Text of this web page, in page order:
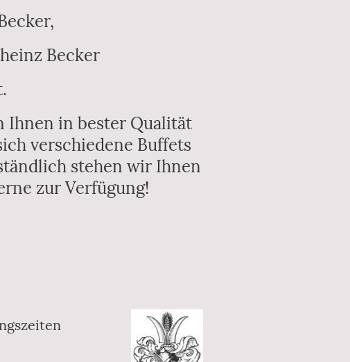
Becker
in bester Qualität
verschiedene Buffets
stehen wir Ihnen
zur Verfügung!